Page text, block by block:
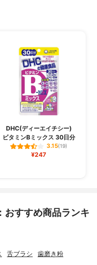
DHC(ディーエイチシー)
ビタミンBミックス 30日分
3.15(19)
¥247
おすすめ商品ランキ
舌ブラシ 歯磨き粉